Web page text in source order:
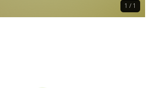
1 / 1